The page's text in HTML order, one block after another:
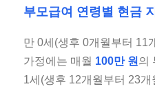
부모급여 연령별 현금
만 0세(생후 0개월부터 11
가정에는 매월 100만 원 의
1세(생후 12개월부터 23